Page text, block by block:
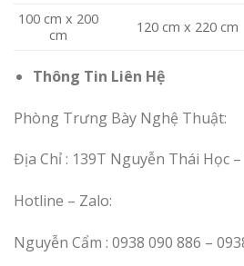
100 cm x 200
cm
120 cm x 220 cm
Thông Tin Liên Hệ
Phòng Trưng Bày Nghệ Thuật:
Địa Chỉ : 139T Nguyễn Thái Học
Hotline – Zalo:
Nguyễn Cẩm : 0938 090 886 –